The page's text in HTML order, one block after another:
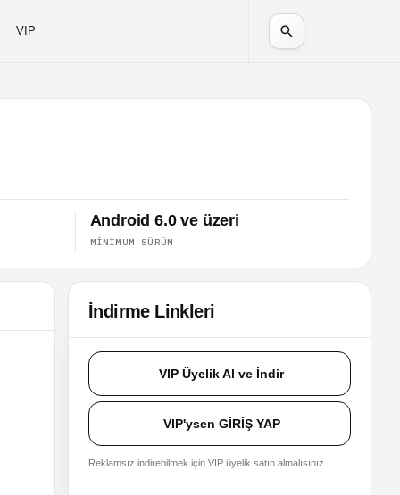
VIP
Android 6.0 ve üzeri
MINIMUM SÜRÜM
İndirme Linkleri
VIP Üyelik Al ve İndir
VIP'ysen GİRİŞ YAP
Reklamsız indirebilmek için VIP üyelik satın almalısınız.